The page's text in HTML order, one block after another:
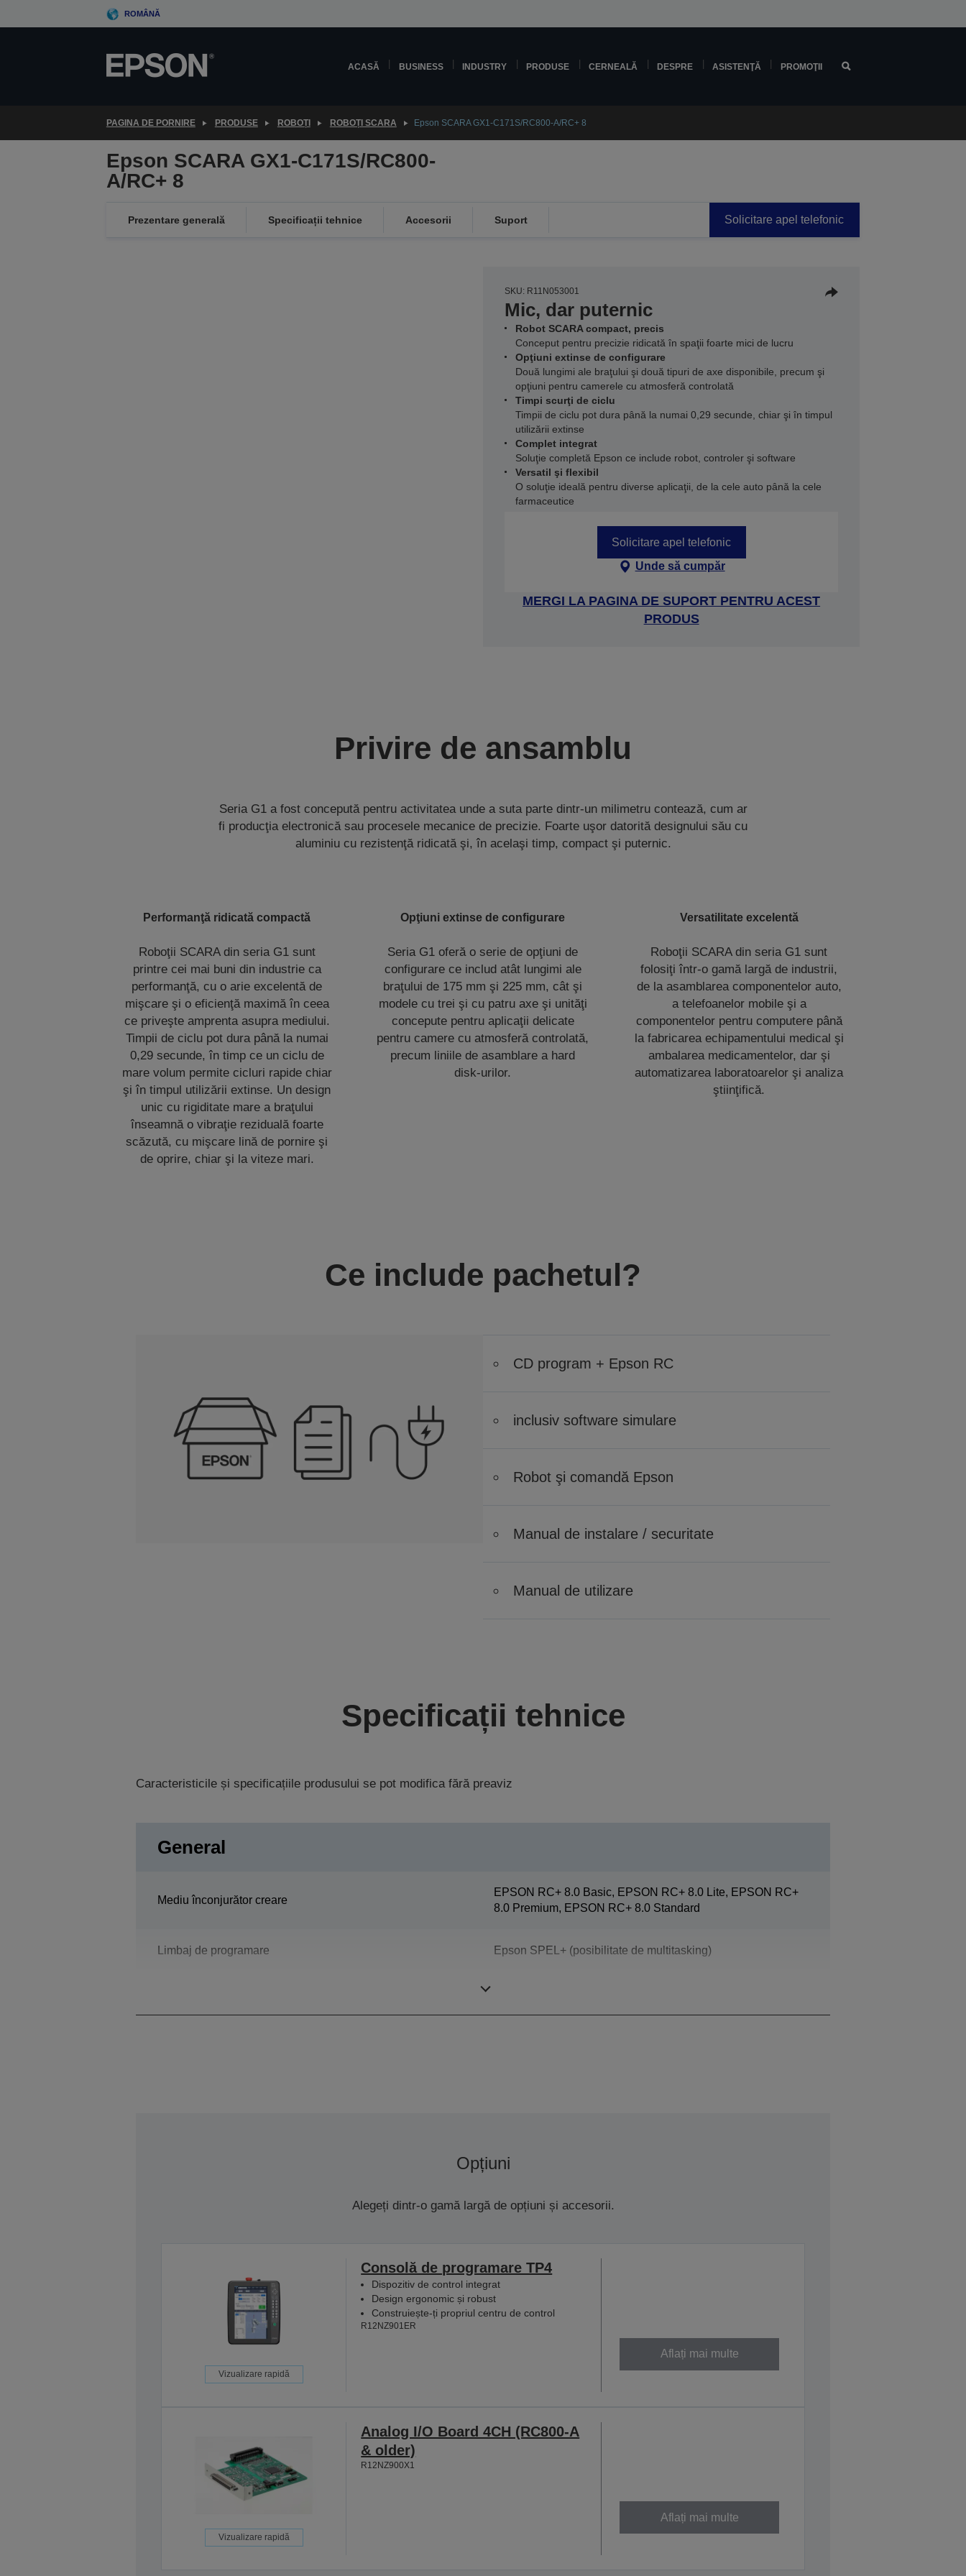
to
ROMÂNĂ
ACASĂ BUSINESS INDUSTRY PRODUSE CERNEALĂ DESPRE ASISTENŢĂ PROMOŢII
PAGINA DE PORNIRE PRODUSE ROBOȚI ROBOȚI SCARA Epson SCARA GX1-C171S/RC800-A/RC+ 8
Epson SCARA GX1-C171S/RC800-
A/RC+ 8
Prezentare generală Specificații tehnice Accesorii Suport Solicitare apel telefonic
SKU: R11N053001
Mic, dar puternic
Robot SCARA compact, precis
Conceput pentru precizie ridicată în spaţii foarte mici de lucru
Opţiuni extinse de configurare
Două lungimi ale braţului şi două tipuri de axe disponibile, precum şi
opţiuni pentru camerele cu atmosferă controlată
Timpi scurţi de ciclu
Timpii de ciclu pot dura până la numai 0,29 secunde, chiar şi în timpul
utilizării extinse
Complet integrat
Soluţie completă Epson ce include robot, controler şi software
Versatil şi flexibil
O soluţie ideală pentru diverse aplicaţii, de la cele auto până la cele
farmaceutice
Solicitare apel telefonic
Unde să cumpăr
MERGI LA PAGINA DE SUPORT PENTRU ACEST
PRODUS
Privire de ansamblu
Seria G1 a fost concepută pentru activitatea unde a suta parte dintr-un milimetru contează, cum ar
fi producţia electronică sau procesele mecanice de precizie. Foarte uşor datorită designului său cu
aluminiu cu rezistenţă ridicată şi, în acelaşi timp, compact şi puternic.
Performanţă ridicată compactă
Roboţii SCARA din seria G1 sunt
printre cei mai buni din industrie ca
performanţă, cu o arie excelentă de
mişcare şi o eficienţă maximă în ceea
ce priveşte amprenta asupra mediului.
Timpii de ciclu pot dura până la numai
0,29 secunde, în timp ce un ciclu de
mare volum permite cicluri rapide chiar
şi în timpul utilizării extinse. Un design
unic cu rigiditate mare a braţului
înseamnă o vibraţie reziduală foarte
scăzută, cu mişcare lină de pornire şi
de oprire, chiar şi la viteze mari.
Opţiuni extinse de configurare
Seria G1 oferă o serie de opţiuni de
configurare ce includ atât lungimi ale
braţului de 175 mm şi 225 mm, cât şi
modele cu trei şi cu patru axe şi unităţi
concepute pentru aplicaţii delicate
pentru camere cu atmosferă controlată,
precum liniile de asamblare a hard
disk-urilor.
Versatilitate excelentă
Roboţii SCARA din seria G1 sunt
folosiţi într-o gamă largă de industrii,
de la asamblarea componentelor auto,
a telefoanelor mobile şi a
componentelor pentru computere până
la fabricarea echipamentului medical şi
ambalarea medicamentelor, dar şi
automatizarea laboratoarelor şi analiza
ştiinţifică.
Ce include pachetul?
CD program + Epson RC
inclusiv software simulare
Robot şi comandă Epson
Manual de instalare / securitate
Manual de utilizare
Specificații tehnice
Caracteristicile și specificațiile produsului se pot modifica fără preaviz
General
Mediu înconjurător creare
EPSON RC+ 8.0 Basic, EPSON RC+ 8.0 Lite, EPSON RC+
8.0 Premium, EPSON RC+ 8.0 Standard
Limbaj de programare Epson SPEL+ (posibilitate de multitasking)
Opțiuni
Alegeți dintr-o gamă largă de opțiuni și accesorii.
Vizualizare rapidă
Consolă de programare TP4
Dispozitiv de control integrat
Design ergonomic și robust
Construiește-ți propriul centru de control
R12NZ901ER
Aflați mai multe
Vizualizare rapidă
Analog I/O Board 4CH (RC800-A
& older)
R12NZ900X1
Aflați mai multe